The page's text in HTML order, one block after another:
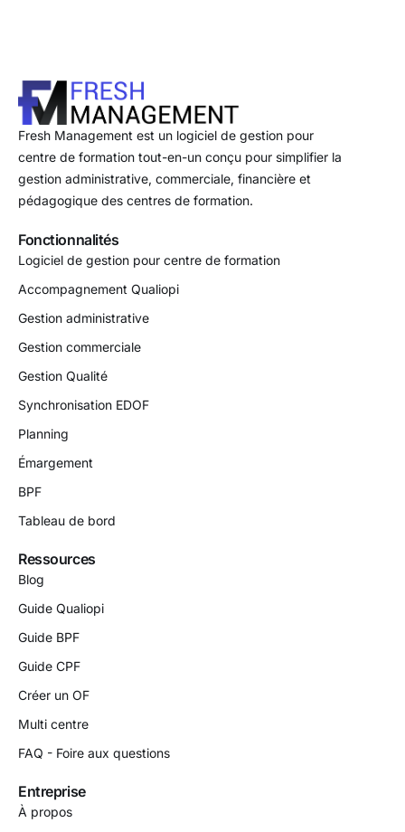
Fresh Management est un logiciel de gestion pour
centre de formation tout-en-un conçu pour simplifier la
gestion administrative, commerciale, financière et
pédagogique des centres de formation.
Fonctionnalités
Logiciel de gestion pour centre de formation
Accompagnement Qualiopi
Gestion administrative
Gestion commerciale
Gestion Qualité
Synchronisation EDOF
Planning
Émargement
BPF
Tableau de bord
Ressources
Blog
Guide Qualiopi
Guide BPF
Guide CPF
Créer un OF
Multi centre
FAQ - Foire aux questions
Entreprise
À propos